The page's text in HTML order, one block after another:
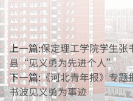
上一篇:保定理工学院学生张
县“见义勇为先进个人”
下一篇:《河北青年报》专题
书波见义勇为事迹